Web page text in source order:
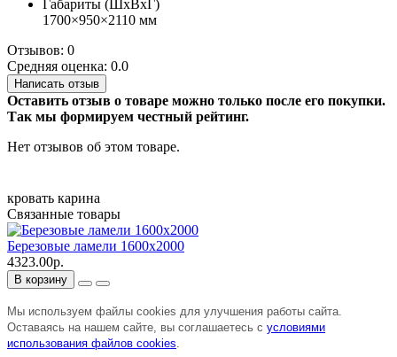
Габариты (ШхВхГ)
1700×950×2110 мм
Отзывов: 0
Средняя оценка: 0.0
Написать отзыв
Оставить отзыв о товаре можно только после его покупки.
Так мы формируем честный рейтинг.
Нет отзывов об этом товаре.
кровать карина
Связанные товары
Березовые ламели 1600х2000
4323.00р.
В корзину
Мы используем файлы cookies для улучшения работы сайта.
Оставаясь на нашем сайте, вы соглашаетесь с условиями
использования файлов cookies.